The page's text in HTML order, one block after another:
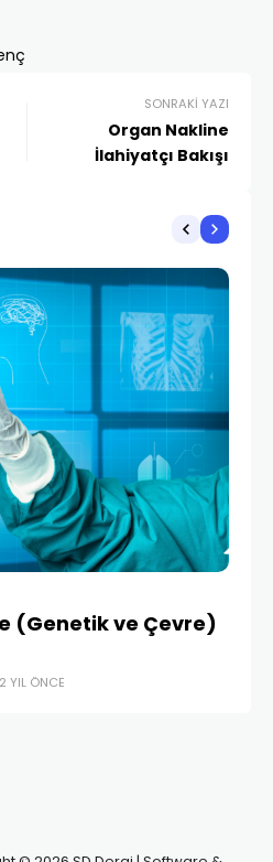
SONRAKI YAZI
Organ Nakline
İlahiyatçı Bakışı
(Genetik ve Çevre)
YIL ÖNCE